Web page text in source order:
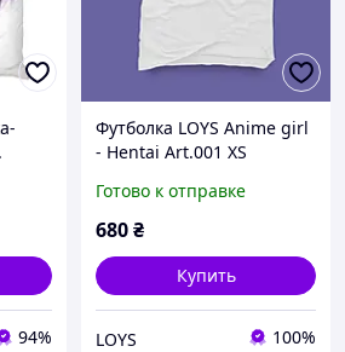
94%
Футболка LOYS Anime girl
- Hentai Art.001 XS
Готово к отправке
680₴
Купить
LOYS 100%